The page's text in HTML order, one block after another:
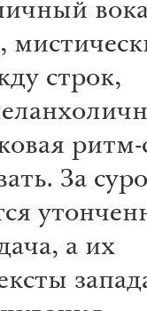
строк,
За
а их